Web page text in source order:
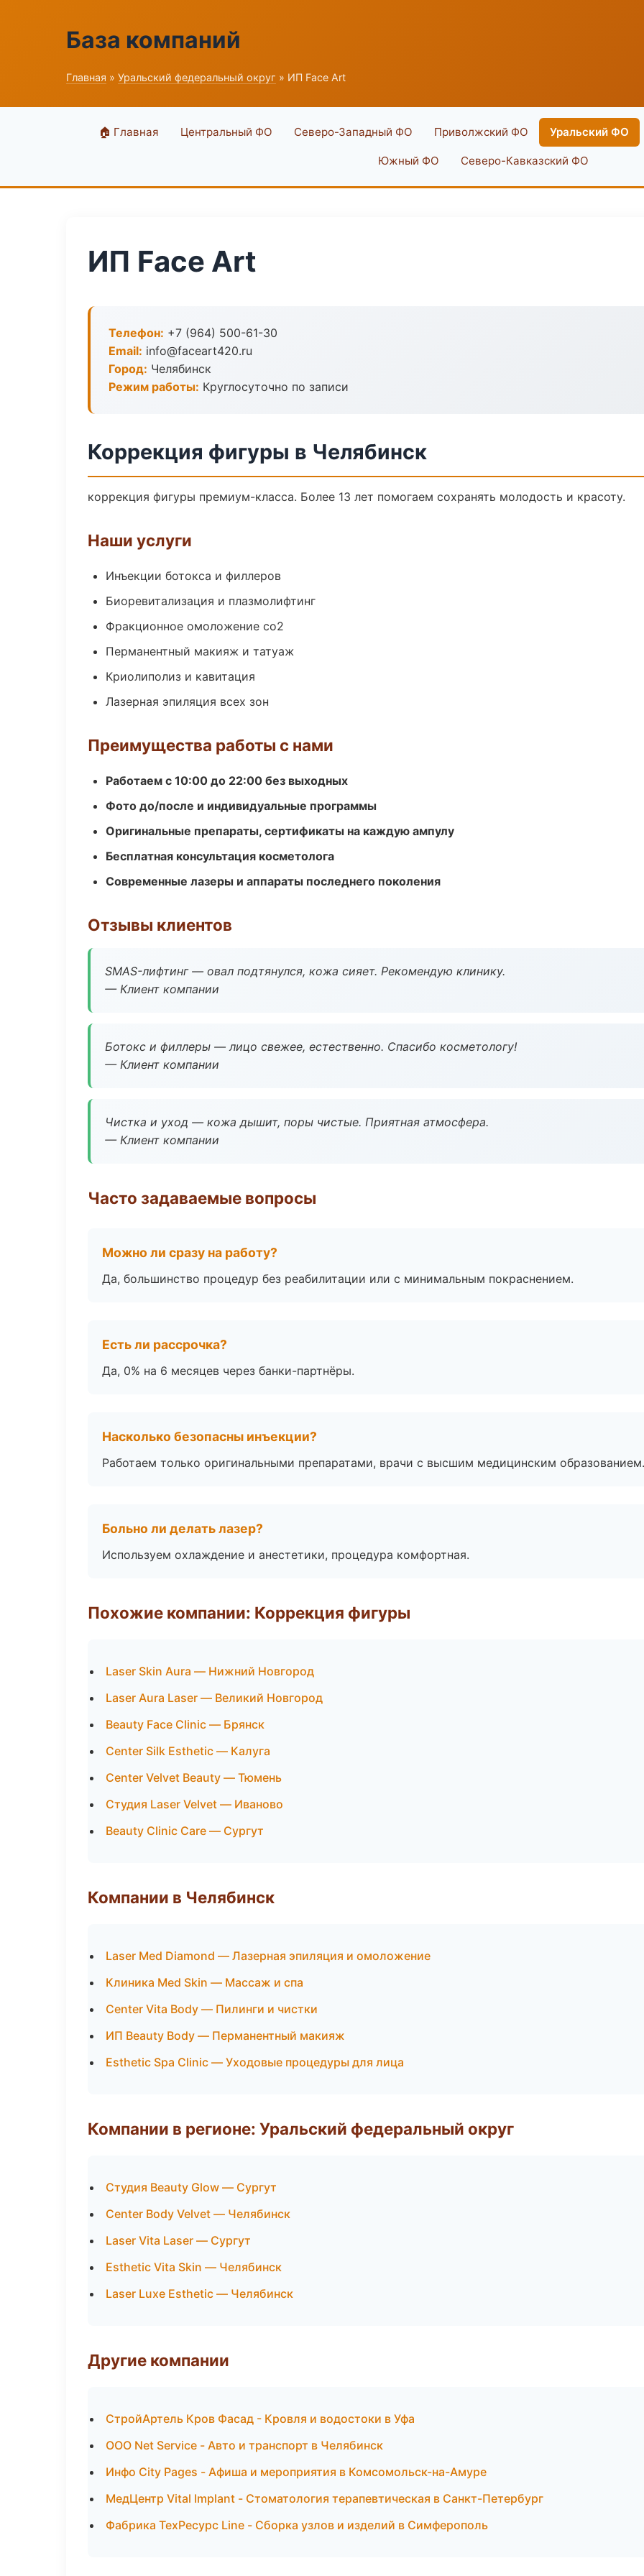
База компаний
Главная » Уральский федеральный округ » ИП Face Art
🏠 Главная Центральный ФО Северо-Западный ФО Приволжский ФО Уральский ФО
Южный ФО Северо-Кавказский ФО
ИП Face Art
Телефон: +7 (964) 500-61-30
Email: info@faceart420.ru
Город: Челябинск
Режим работы: Круглосуточно по записи
Коррекция фигуры в Челябинск
коррекция фигуры премиум-класса. Более 13 лет помогаем сохранять молодость и красоту.
Наши услуги
Инъекции ботокса и филлеров
Биоревитализация и плазмолифтинг
Фракционное омоложение co2
Перманентный макияж и татуаж
Криолиполиз и кавитация
Лазерная эпиляция всех зон
Преимущества работы с нами
Работаем с 10:00 до 22:00 без выходных
Фото до/после и индивидуальные программы
Оригинальные препараты, сертификаты на каждую ампулу
Бесплатная консультация косметолога
Современные лазеры и аппараты последнего поколения
Отзывы клиентов
SMAS-лифтинг — овал подтянулся, кожа сияет. Рекомендую клинику.
— Клиент компании
Ботокс и филлеры — лицо свежее, естественно. Спасибо косметологу!
— Клиент компании
Чистка и уход — кожа дышит, поры чистые. Приятная атмосфера.
— Клиент компании
Часто задаваемые вопросы
Можно ли сразу на работу?
Да, большинство процедур без реабилитации или с минимальным покраснением.
Есть ли рассрочка?
Да, 0% на 6 месяцев через банки-партнёры.
Насколько безопасны инъекции?
Работаем только оригинальными препаратами, врачи с высшим медицинским образованием.
Больно ли делать лазер?
Используем охлаждение и анестетики, процедура комфортная.
Похожие компании: Коррекция фигуры
Laser Skin Aura — Нижний Новгород
Laser Aura Laser — Великий Новгород
Beauty Face Clinic — Брянск
Center Silk Esthetic — Калуга
Center Velvet Beauty — Тюмень
Студия Laser Velvet — Иваново
Beauty Clinic Care — Сургут
Компании в Челябинск
Laser Med Diamond — Лазерная эпиляция и омоложение
Клиника Med Skin — Массаж и спа
Center Vita Body — Пилинги и чистки
ИП Beauty Body — Перманентный макияж
Esthetic Spa Clinic — Уходовые процедуры для лица
Компании в регионе: Уральский федеральный округ
Студия Beauty Glow — Сургут
Center Body Velvet — Челябинск
Laser Vita Laser — Сургут
Esthetic Vita Skin — Челябинск
Laser Luxe Esthetic — Челябинск
Другие компании
СтройАртель Кров Фасад - Кровля и водостоки в Уфа
ООО Net Service - Авто и транспорт в Челябинск
Инфо City Pages - Афиша и мероприятия в Комсомольск-на-Амуре
МедЦентр Vital Implant - Стоматология терапевтическая в Санкт-Петербург
Фабрика ТехРесурс Line - Сборка узлов и изделий в Симферополь